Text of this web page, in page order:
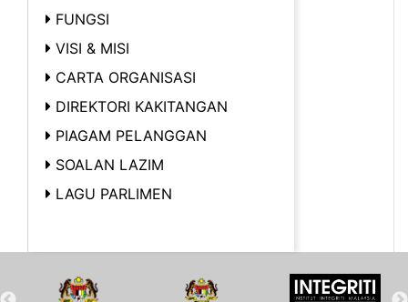
FUNGSI
VISI & MISI
CARTA ORGANISASI
DIREKTORI KAKITANGAN
PIAGAM PELANGGAN
SOALAN LAZIM
LAGU PARLIMEN